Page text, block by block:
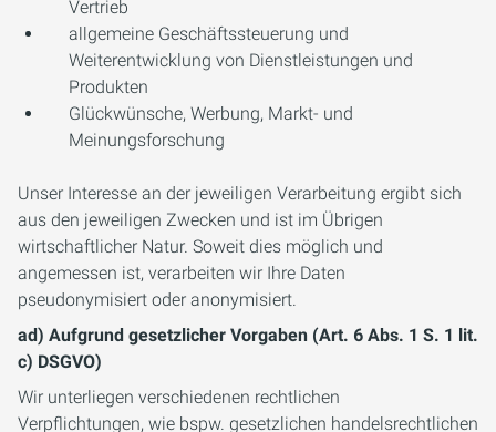
Vertrieb
allgemeine Geschäftssteuerung und
Weiterentwicklung von Dienstleistungen und
Produkten
Glückwünsche, Werbung, Markt- und
Meinungsforschung
Unser Interesse an der jeweiligen Verarbeitung ergibt sich
aus den jeweiligen Zwecken und ist im Übrigen
wirtschaftlicher Natur. Soweit dies möglich und
angemessen ist, verarbeiten wir Ihre Daten
pseudonymisiert oder anonymisiert.
ad) Aufgrund gesetzlicher Vorgaben (Art. 6 Abs. 1 S. 1 lit.
c) DSGVO)
Wir unterliegen verschiedenen rechtlichen
Verpflichtungen, wie bspw. gesetzlichen handelsrechtlichen